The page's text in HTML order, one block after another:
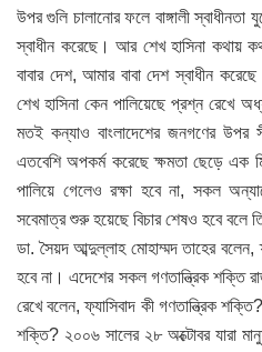
উপর গুলি চালানোর ফলে বাঙ্গালী
স্বাধীন করেছে। আর শেখ হাসিনা কথায়
বাবার দেশ, আমার বাবা দেশ স্বাধীন
শেখ হাসিনা কেন পালিয়েছে প্রশ্ন রেখে
মতই কন্যাও বাংলাদেশের জনগণের উপর
এতবেশি অপকর্ম করেছে ক্ষমতা ছেড়ে এক
পালিয়ে গেলেও রক্ষা হবে না, সকল
সবেমাত্র শুরু হয়েছে বিচার শেষও হবে বলে
ডা. সৈয়দ আব্দুল্লাহ মোহাম্মদ তাহের বলেন,
হবে না। এদেশের সকল গণতান্ত্রিক শক্তি
রেখে বলেন, ফ্যাসিবাদ কী গণতান্ত্রিক
শক্তি? ২০০৬ সালের ২৮ অক্টোবর যারা